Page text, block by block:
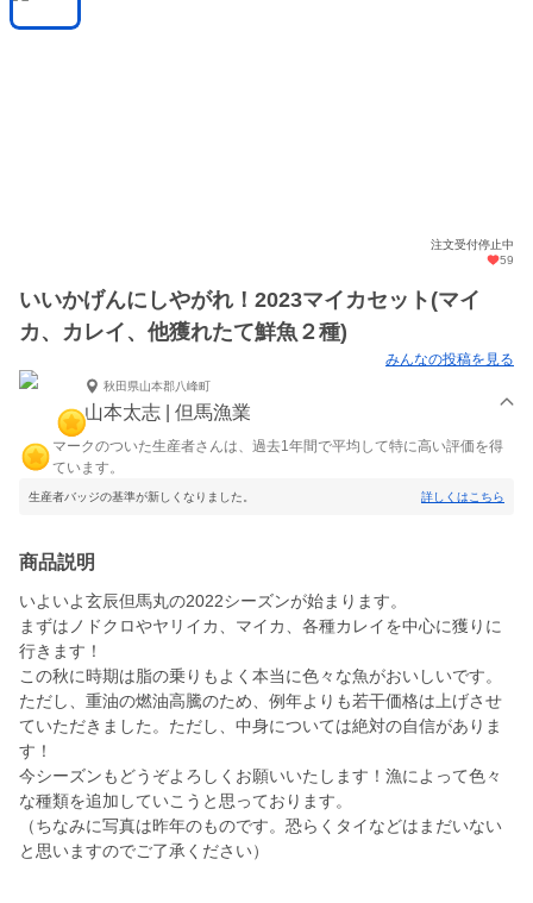
注文受付停止中
59
いいかげんにしやがれ！2023マイカセット(マイ
カ、カレイ、他獲れたて鮮魚２種)
みんなの投稿を見る
秋田県山本郡八峰町
山本太志 | 但馬漁業
マークのついた生産者さんは、過去1年間で平均して特に高い評価を得
ています。
生産者バッジの基準が新しくなりました。 詳しくはこちら
商品説明
いよいよ玄辰但馬丸の2022シーズンが始まります。
まずはノドクロやヤリイカ、マイカ、各種カレイを中心に獲りに
行きます！
この秋に時期は脂の乗りもよく本当に色々な魚がおいしいです。
ただし、重油の燃油高騰のため、例年よりも若干価格は上げさせ
ていただきました。ただし、中身については絶対の自信がありま
す！
今シーズンもどうぞよろしくお願いいたします！漁によって色々
な種類を追加していこうと思っております。
（ちなみに写真は昨年のものです。恐らくタイなどはまだいない